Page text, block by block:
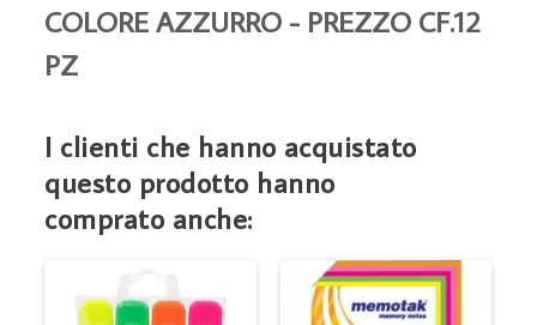
COLORE AZZURRO - PREZZO CF.12
PZ
I clienti che hanno acquistato
questo prodotto hanno
comprato anche: